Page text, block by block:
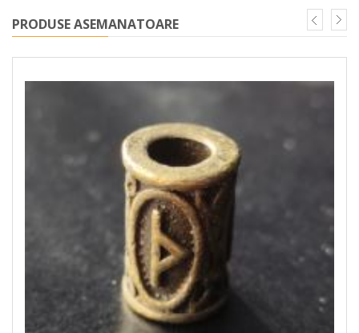
PRODUSE ASEMANATOARE